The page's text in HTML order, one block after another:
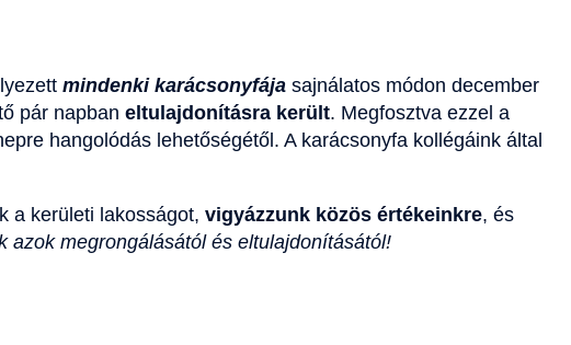
mindenki karácsonyfája sajnálatos módon december
pár napbaneltulajdonításra került. Megfosztva ezzel a
hangolódás lehetőségétől. A karácsonyfa kollégáink által
a kerületi lakosságot, vigyázzunk közös értékeinkre, és
azok megrongálásától és eltulajdonításától!